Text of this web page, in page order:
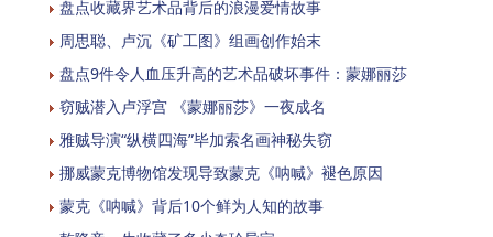
盘点收藏界艺术品背后的浪漫爱情故事
周思聪、卢沉《矿工图》组画创作始末
盘点9件令人血压升高的艺术品破坏事件：蒙娜丽莎
窃贼潜入卢浮宫 《蒙娜丽莎》一夜成名
雅贼导演“纵横四海”毕加索名画神秘失窃
挪威蒙克博物馆发现导致蒙克《呐喊》褪色原因
蒙克《呐喊》背后10个鲜为人知的故事